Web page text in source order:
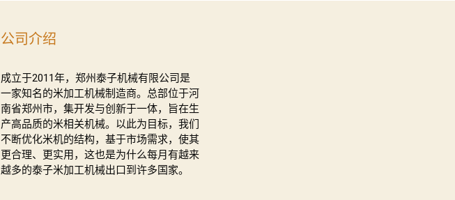
公司介绍
成立于2011年，郑州泰子机械有限公司是
一家知名的米加工机械制造商。总部位于河
南省郑州市，集开发与创新于一体，旨在生
产高品质的米相关机械。以此为目标，我们
不断优化米机的结构，基于市场需求，使其
更合理、更实用，这也是为什么每月有越来
越多的泰子米加工机械出口到许多国家。